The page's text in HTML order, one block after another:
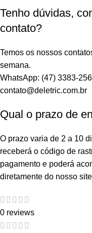
Tenho dúvidas,
contato?
Temos os nossos
semana.
WhatsApp: (47) 3383-
contato@deletric.com.br
Qual o prazo de
O prazo varia de 2 a 10
receberá o código de
pagamento e poderá
diretamente do nosso
0 reviews